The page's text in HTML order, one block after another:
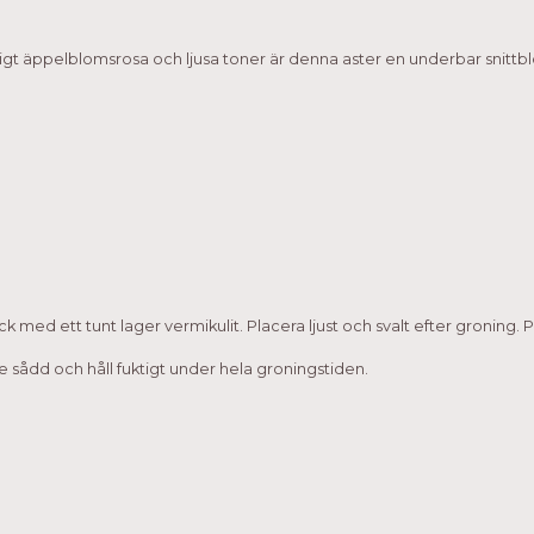
äppelblomsrosa och ljusa toner är denna aster en underbar
med ett tunt lager vermikulit. Placera ljust och svalt efter groning.
sådd och håll fuktigt under hela groningstiden.